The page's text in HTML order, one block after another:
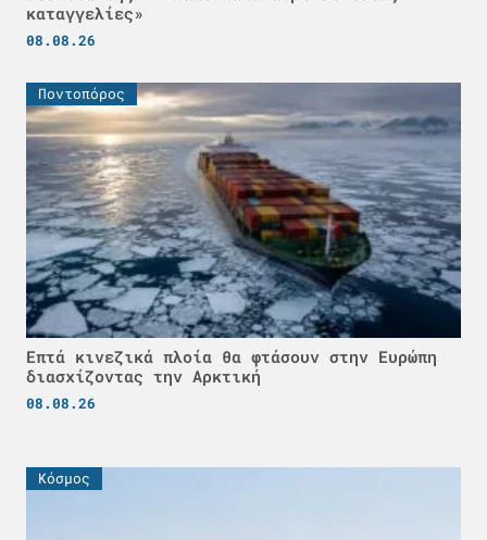
καταγγελίες»
08.08.26
Ποντοπόρος
Επτά κινεζικά πλοία θα φτάσουν στην Ευρώπη
διασχίζοντας την Αρκτική
08.08.26
Κόσμος